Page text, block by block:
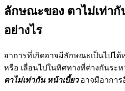
ลักษณะของ ตาไม่เท่ากั
อย่างไร
อาการที่เกิดอาจมีลักษณะเป็นไปได้
หรือ เลื่อนไปในทิศทางที่ต่างกันระ
ตาไม่เท่ากัน หน้าเบี้ยว อาจมีอาการ